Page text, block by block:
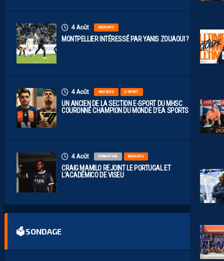
4 Août MERCATO
MONTPELLIER INTÉRESSÉ PAR YANIS ZOUAOUI ?
4 Août ANCIENS E-SPORT
UN ANCIEN DE LA SECTION E-SPORT DU MHSC
COURONNÉ CHAMPION DU MONDE D’EA SPORTS FC
4 Août FORMATION MERCATO
CRAIG MAMILO REJOINT LE PORTUGAL ET
L’ACADÉMICO DE VISEU
🗳 SONDAGE